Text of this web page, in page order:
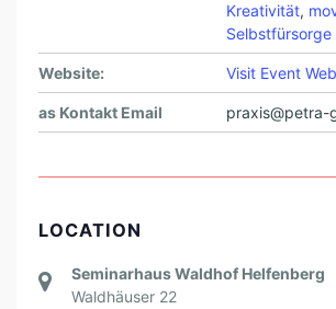
Kreativität,
Selbstfürsorge
Website: Visit Event
as Kontakt Email praxis@petra-
LOCATION
Seminarhaus Waldhof Helfenberg
Waldhäuser 22